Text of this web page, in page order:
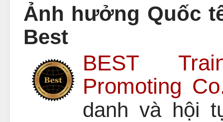
Ảnh hưởng Quốc
Best
BEST
Promoting
danh và hội